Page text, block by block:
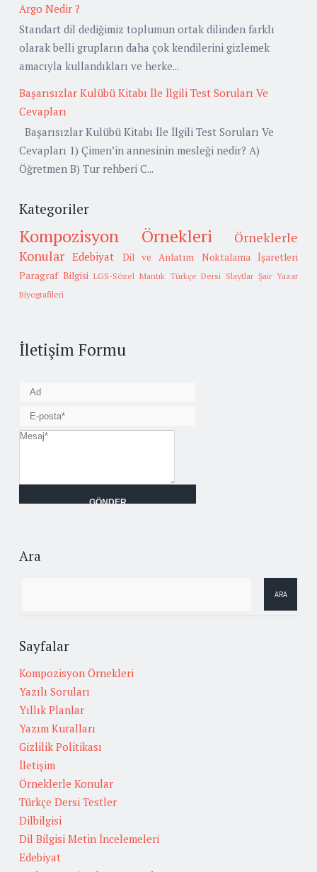
Argo Nedir ?
Standart dil dediğimiz toplumun ortak dilinden farklı
olarak belli grupların daha çok kendilerini gizlemek
amacıyla kullandıkları ve herke...
Başarısızlar Kulübü Kitabı İle İlgili Test Soruları Ve
Cevapları
Başarısızlar Kulübü Kitabı İle İlgili Test Soruları Ve
Cevapları 1) Çimen’in annesinin mesleği nedir? A)
Öğretmen B) Tur rehberi C...
Kategoriler
Kompozisyon Örnekleri
Örneklerle
Konular Edebiyat Dil ve Anlatım
Noktalama İşaretleri
Paragraf Bilgisi LGS-Sözel Mantık Türkçe Dersi Slaytlar Şair Yazar
Biyografileri
İletişim Formu
Ara
Sayfalar
Kompozisyon Örnekleri
Yazılı Soruları
Yıllık Planlar
Yazım Kuralları
Gizlilik Politikası
İletişim
Örneklerle Konular
Türkçe Dersi Testler
Dilbilgisi
Dil Bilgisi Metin İncelemeleri
Edebiyat